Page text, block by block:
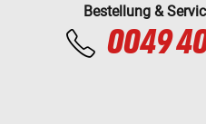
Bestellung &
0049